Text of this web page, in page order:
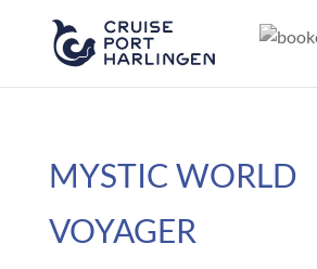
MYSTIC WORLD
VOYAGER